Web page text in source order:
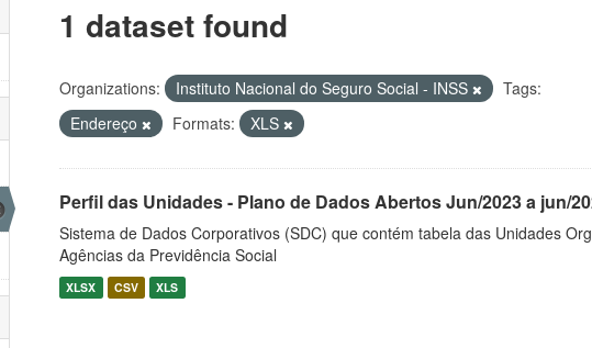
1 dataset found
Organizations: Instituto Nacional do Seguro Social - INSS
Tags:
Endereço
Formats: XLS
Perfil das Unidades - Plano de Dados Abertos Jun/2023 a jun/
Sistema de Dados Corporativos (SDC) que contém tabela das Unidades
Agências da Previdência Social
XLSX CSV XLS